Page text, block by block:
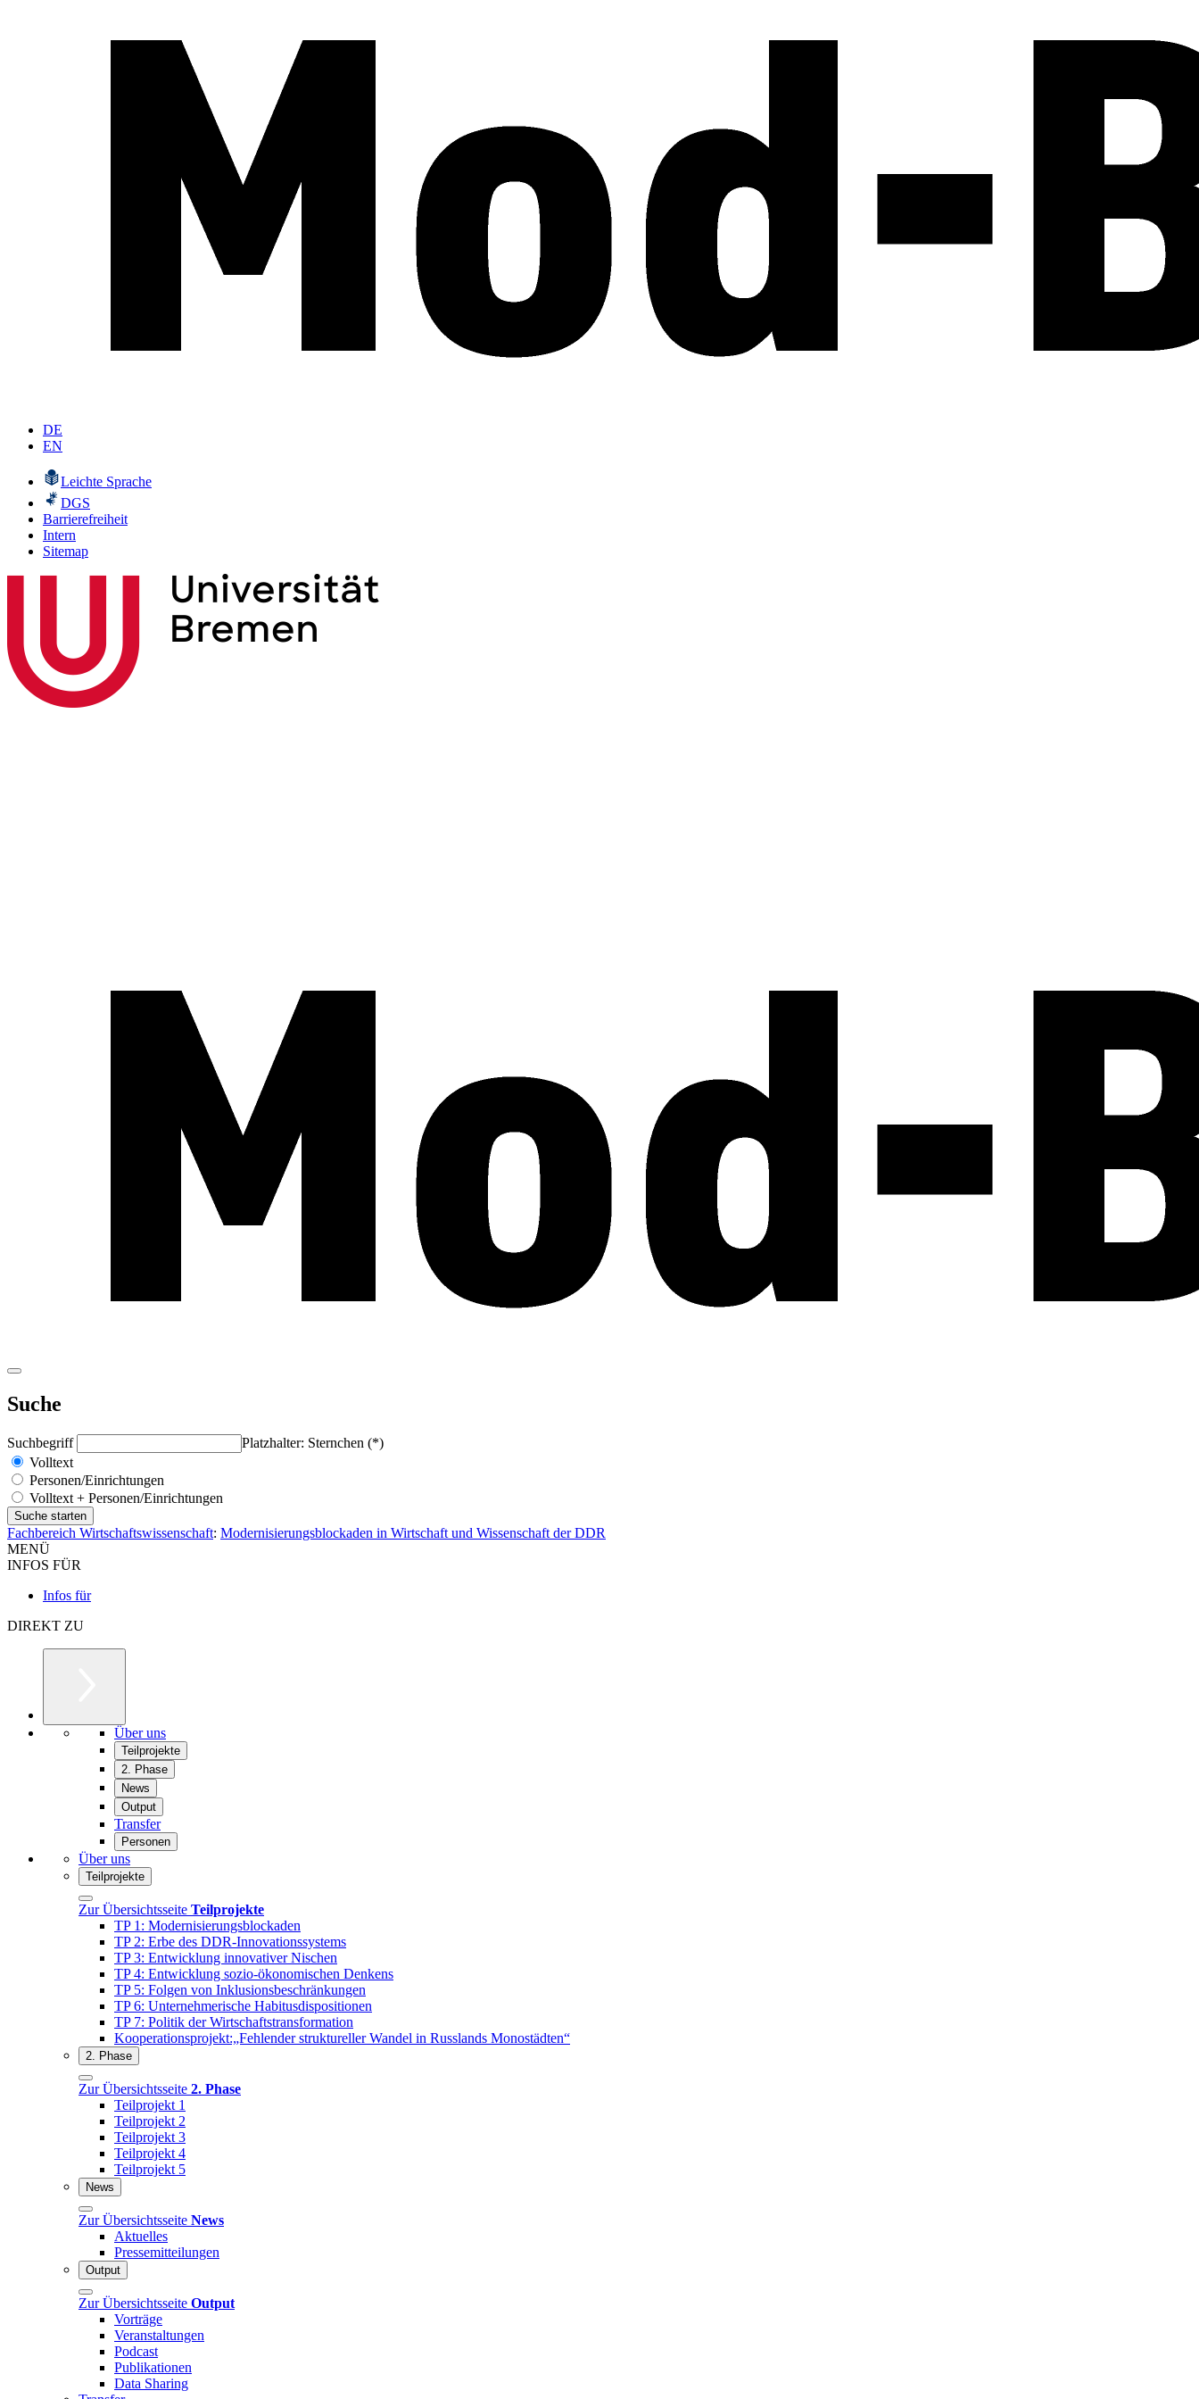
DE
EN
Leichte Sprache
DGS
Barrierefreiheit
Intern
Sitemap
Suche
Suchbegriff
Platzhalter: Sternchen (*)
Volltext
Personen/Einrichtungen
Volltext + Personen/Einrichtungen
Fachbereich Wirtschaftswissenschaft: Modernisierungsblockaden in Wirtschaft und Wissenschaft der DDR
MENÜ
INFOS FÜR
Infos für
DIREKT ZU
Über uns
Teilprojekte
2. Phase
News
Output
Transfer
Personen
Über uns
Teilprojekte
Zur Übersichtsseite Teilprojekte
TP 1: Modernisierungsblockaden
TP 2: Erbe des DDR-Innovationssystems
TP 3: Entwicklung innovativer Nischen
TP 4: Entwicklung sozio-ökonomischen Denkens
TP 5: Folgen von Inklusionsbeschränkungen
TP 6: Unternehmerische Habitusdispositionen
TP 7: Politik der Wirtschaftstransformation
Kooperationsprojekt:„Fehlender struktureller Wandel in Russlands Monostädten“
2. Phase
Zur Übersichtsseite 2. Phase
Teilprojekt 1
Teilprojekt 2
Teilprojekt 3
Teilprojekt 4
Teilprojekt 5
News
Zur Übersichtsseite News
Aktuelles
Pressemitteilungen
Output
Zur Übersichtsseite Output
Vorträge
Veranstaltungen
Podcast
Publikationen
Data Sharing